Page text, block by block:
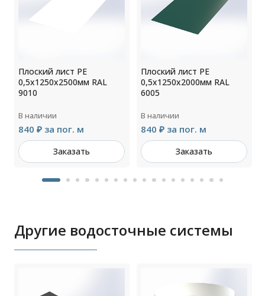
Плоский лист РЕ
0,5х1250х2500мм RAL
9010
В наличии
840 ₽ за пог. м
Заказать
Плоский лист РЕ
0,5х1250х2000мм RAL
6005
В наличии
840 ₽ за пог. м
Заказать
Другие водосточные системы